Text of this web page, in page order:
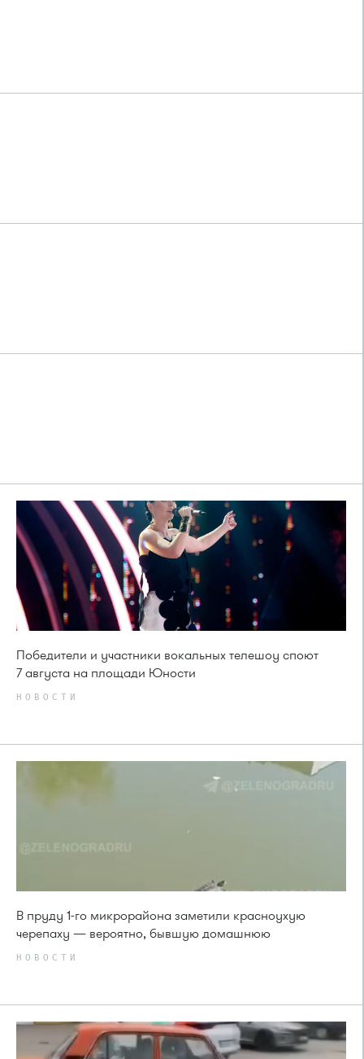
Победители и участники вокальных телешоу споют
7 августа на площади Юности
НОВОСТИ
В пруду 1-го микрорайона заметили красноухую
черепаху — вероятно, бывшую домашнюю
НОВОСТИ